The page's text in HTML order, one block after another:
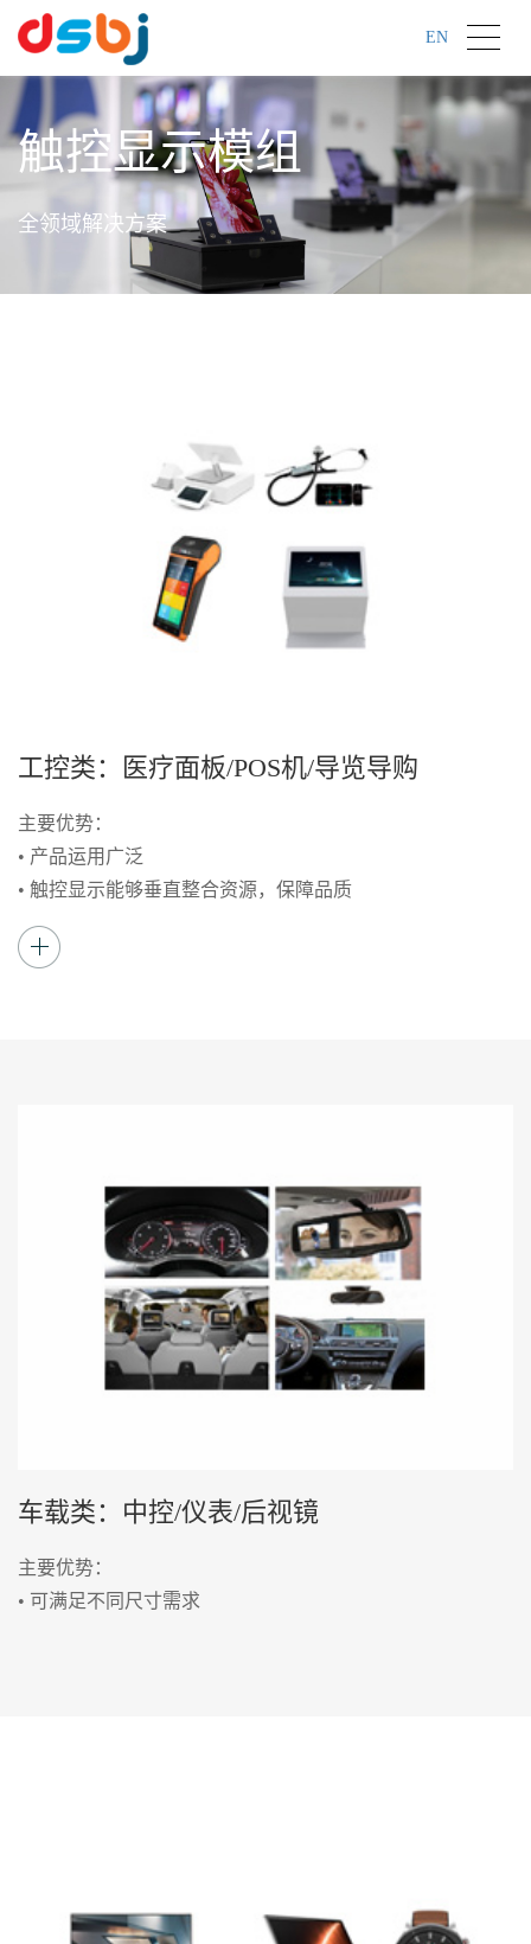
EN
触控显示模组
全领域解决方案
工控类：医疗面板/POS机/导览导购
主要优势：
• 产品运用广泛
• 触控显示能够垂直整合资源，保障品质
• 有较强的价格及供应优势
车载类：中控/仪表/后视镜
主要优势：
• 可满足不同尺寸需求